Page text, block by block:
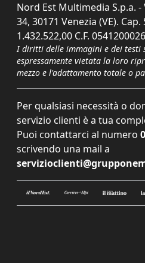
Nord Est Multimedia S.p.a.
34, 30171 Venezia (VE). Cap.
1.432.522,00 C.F.
I diritti delle immagini e dei testi
espressamente vietata la loro
mezzo e l'adattamento totale o
Per qualsiasi necessità o
servizio clienti è a tua
Puoi contattarci al numero
scrivendo una mail a